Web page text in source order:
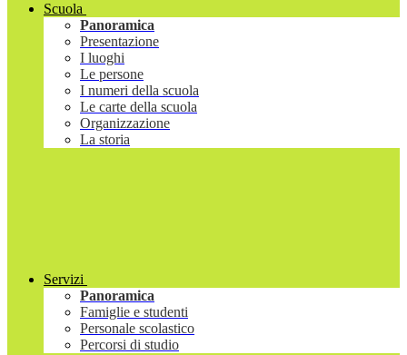
Scuola
Panoramica
Presentazione
I luoghi
Le persone
I numeri della scuola
Le carte della scuola
Organizzazione
La storia
Servizi
Panoramica
Famiglie e studenti
Personale scolastico
Percorsi di studio